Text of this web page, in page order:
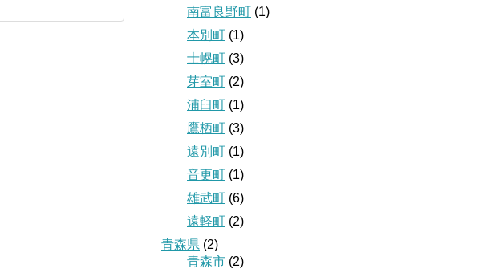
南富良野町 (1)
本別町 (1)
士幌町 (3)
芽室町 (2)
浦臼町 (1)
鷹栖町 (3)
遠別町 (1)
音更町 (1)
雄武町 (6)
遠軽町 (2)
青森県 (2)
青森市 (2)